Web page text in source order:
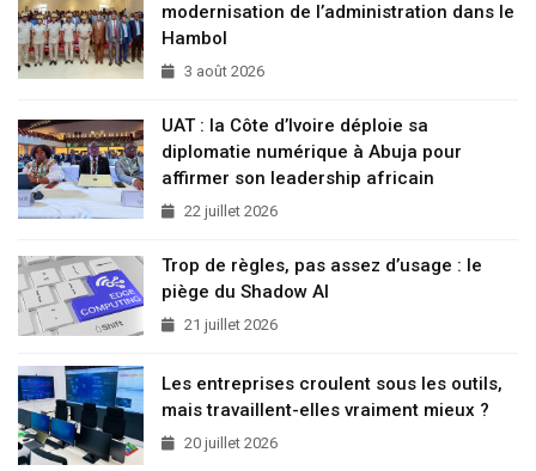
modernisation de l’administration dans le
Hambol
3 août 2026
UAT : la Côte d’Ivoire déploie sa
diplomatie numérique à Abuja pour
affirmer son leadership africain
22 juillet 2026
Trop de règles, pas assez d’usage : le
piège du Shadow AI
21 juillet 2026
Les entreprises croulent sous les outils,
mais travaillent-elles vraiment mieux ?
20 juillet 2026